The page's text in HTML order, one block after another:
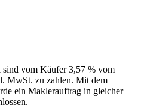
vom Käufer 3,57 % vom
MwSt. zu zahlen. Mit dem
ein Maklerauftrag in gleicher